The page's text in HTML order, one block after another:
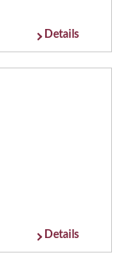
Details
Details